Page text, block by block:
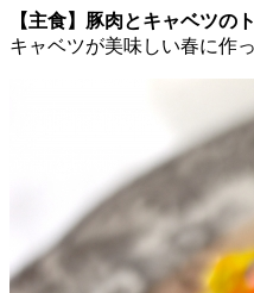
【主食】豚肉とキャベツの
キャベツが美味しい春に作